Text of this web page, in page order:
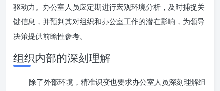
驱动力。办公室人员应定期进行宏观环境分析，及时捕捉关
键信息，并预判其对组织和办公室工作的潜在影响，为领导
决策提供前瞻性参考。
组织内部的深刻理解
除了外部环境，精准识变也要求办公室人员深刻理解组